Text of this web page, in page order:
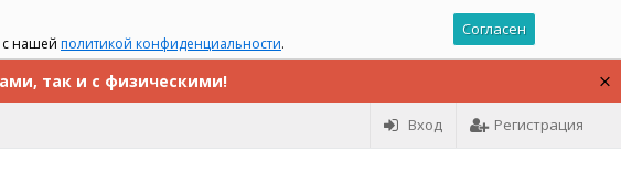
с нашей политикой конфиденциальности.
Согласен
так и с физическими!
Вход Регистрация